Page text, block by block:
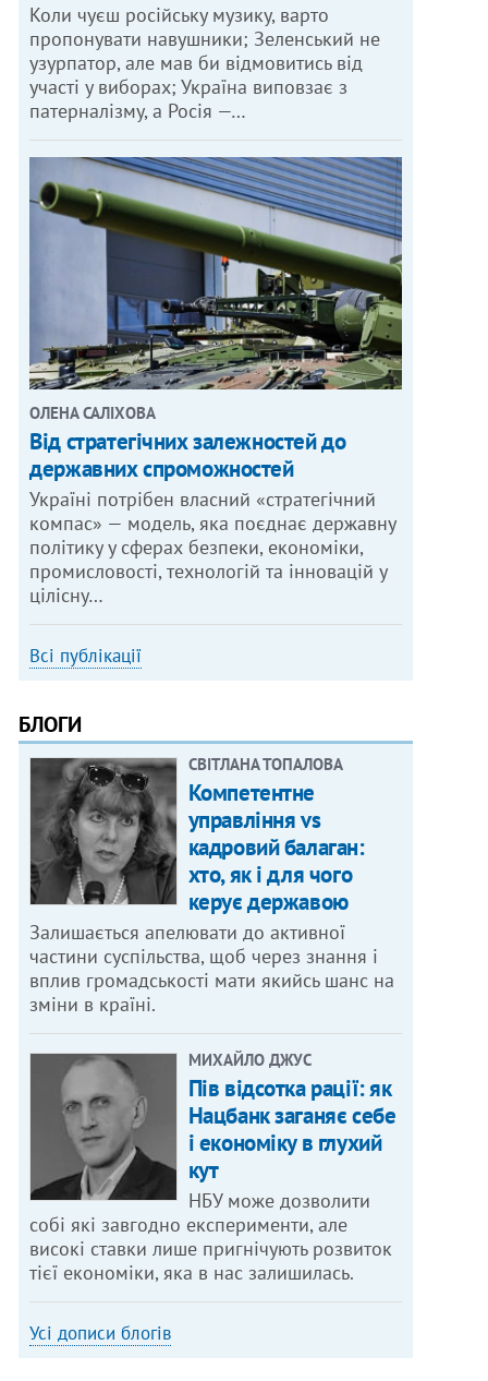
Коли чуєш російську музику, варто
пропонувати навушники; Зеленський не
узурпатор, але мав би відмовитись від
участі у виборах; Україна виповзає з
патерналізму, а Росія —…
ОЛЕНА САЛІХОВА
Від стратегічних залежностей до
державних спроможностей
Україні потрібен власний «стратегічний
компас» — модель, яка поєднає державну
політику у сферах безпеки, економіки,
промисловості, технологій та інновацій у
цілісну…
Всі публікації
БЛОГИ
СВІТЛАНА ТОПАЛОВА
Компетентне
управління vs
кадровий балаган:
хто, як і для чого
керує державою
Залишається апелювати до активної
частини суспільства, щоб через знання і
вплив громадськості мати якийсь шанс на
зміни в країні.
МИХАЙЛО ДЖУС
Пів відсотка рації: як
Нацбанк заганяє себе
і економіку в глухий
кут
НБУ може дозволити
собі які завгодно експерименти, але
високі ставки лише пригнічують розвиток
тієї економіки, яка в нас залишилась.
Усі дописи блогів